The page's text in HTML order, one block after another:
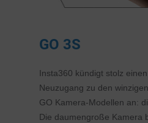
GO 3S
Insta360 kündigt stolz
Neuzugang zu den
GO Kamera-Modellen an:
Die daumengroße Kamera